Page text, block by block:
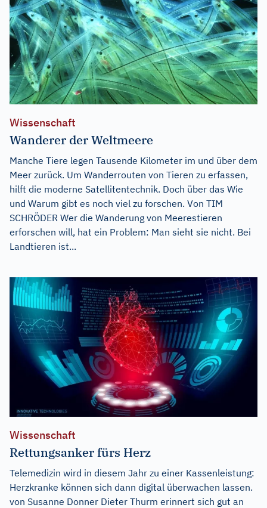
Wissenschaft
Wanderer der Weltmeere
Manche Tiere legen Tausende Kilometer im und über dem
Meer zurück. Um Wanderrouten von Tieren zu erfassen,
hilft die moderne Satellitentechnik. Doch über das Wie
und Warum gibt es noch viel zu forschen. Von TIM
SCHRÖDER Wer die Wanderung von Meerestieren
erforschen will, hat ein Problem: Man sieht sie nicht. Bei
Landtieren ist...
Wissenschaft
Rettungsanker fürs Herz
Telemedizin wird in diesem Jahr zu einer Kassenleistung:
Herzkranke können sich dann digital überwachen lassen.
von Susanne Donner Dieter Thurm erinnert sich gut an